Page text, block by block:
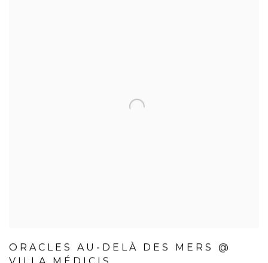
ORACLES AU-DELÀ DES MERS @